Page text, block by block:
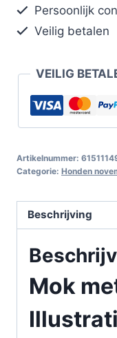
Persoonlijk
Veilig betalen
VEILIG
Artikelnummer:
Categorie: Honden
Beschrijving
Mok